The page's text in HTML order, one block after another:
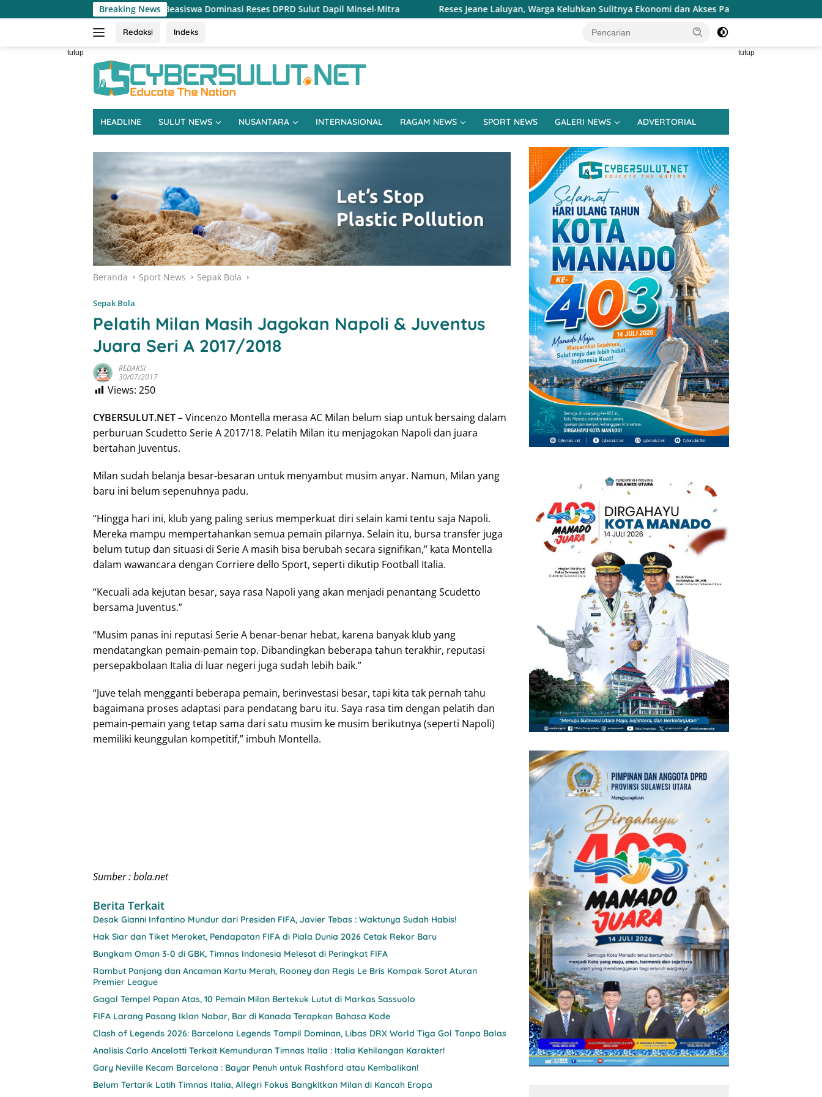
ke
Breaking News
hingga Beasiswa Dominasi Reses DPRD Sulut Dapil Minsel-Mitra Reses Jeane Laluyan, Warga Keluhkan Sulitnya Ekonomi dan Akses Pasar UMKM Terapkan Reses Realistis
Redaksi Indeks
tutup tutup
HEADLINE SULUT NEWS NUSANTARA INTERNASIONAL RAGAM NEWS SPORT NEWS GALERI NEWS ADVERTORIAL
Beranda Sport News Sepak Bola
Sepak Bola
Pelatih Milan Masih Jagokan Napoli & Juventus
Juara Seri A 2017/2018
REDAKSI
30/07/2017
Views: 250
CYBERSULUT.NET– Vincenzo Montella merasa AC Milan belum siap untuk bersaing dalam
perburuan Scudetto Serie A 2017/18. Pelatih Milan itu menjagokan Napoli dan juara
bertahan Juventus.
Milan sudah belanja besar-besaran untuk menyambut musim anyar. Namun, Milan yang
baru ini belum sepenuhnya padu.
“Hingga hari ini, klub yang paling serius memperkuat diri selain kami tentu saja Napoli.
Mereka mampu mempertahankan semua pemain pilarnya. Selain itu, bursa transfer juga
belum tutup dan situasi di Serie A masih bisa berubah secara signifikan,” kata Montella
dalam wawancara dengan Corriere dello Sport, seperti dikutip Football Italia.
“Kecuali ada kejutan besar, saya rasa Napoli yang akan menjadi penantang Scudetto
bersama Juventus.”
“Musim panas ini reputasi Serie A benar-benar hebat, karena banyak klub yang
mendatangkan pemain-pemain top. Dibandingkan beberapa tahun terakhir, reputasi
persepakbolaan Italia di luar negeri juga sudah lebih baik.”
“Juve telah mengganti beberapa pemain, berinvestasi besar, tapi kita tak pernah tahu
bagaimana proses adaptasi para pendatang baru itu. Saya rasa tim dengan pelatih dan
pemain-pemain yang tetap sama dari satu musim ke musim berikutnya (seperti Napoli)
memiliki keunggulan kompetitif,” imbuh Montella.
Sumber : bola.net
Berita Terkait
Desak Gianni Infantino Mundur dari Presiden FIFA, Javier Tebas : Waktunya Sudah Habis!
Hak Siar dan Tiket Meroket, Pendapatan FIFA di Piala Dunia 2026 Cetak Rekor Baru
Bungkam Oman 3-0 di GBK, Timnas Indonesia Melesat di Peringkat FIFA
Rambut Panjang dan Ancaman Kartu Merah, Rooney dan Regis Le Bris Kompak Sorot Aturan
Premier League
Gagal Tempel Papan Atas, 10 Pemain Milan Bertekuk Lutut di Markas Sassuolo
FIFA Larang Pasang Iklan Nobar, Bar di Kanada Terapkan Bahasa Kode
Clash of Legends 2026: Barcelona Legends Tampil Dominan, Libas DRX World Tiga Gol Tanpa Balas
Analisis Carlo Ancelotti Terkait Kemunduran Timnas Italia : Italia Kehilangan Karakter!
Gary Neville Kecam Barcelona : Bayar Penuh untuk Rashford atau Kembalikan!
Belum Tertarik Latih Timnas Italia, Allegri Fokus Bangkitkan Milan di Kancah Eropa